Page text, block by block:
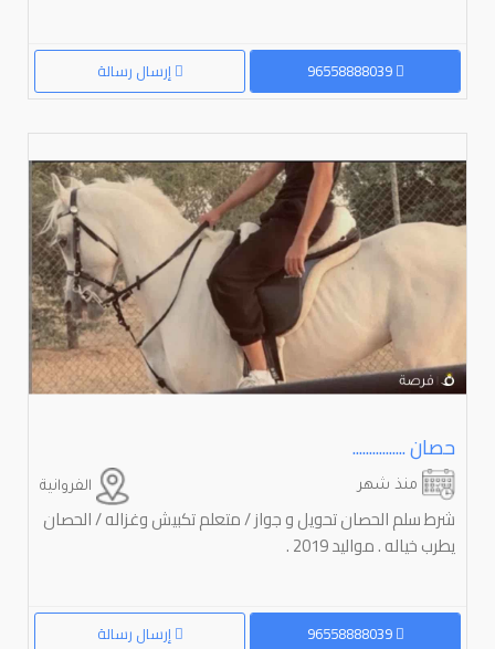
إرسال رسالة 96558888039
حصان ................
الفروانية منذ شهر
شرط سلم الحصان تحويل و جواز / متعلم تكبيش وغزاله / الحصان
يطرب خياله . مواليد 2019 .
إرسال رسالة 96558888039